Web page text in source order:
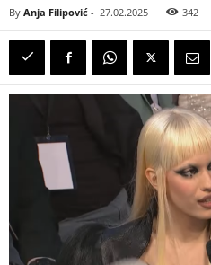
By Anja Filipović - 27.02.2025 342